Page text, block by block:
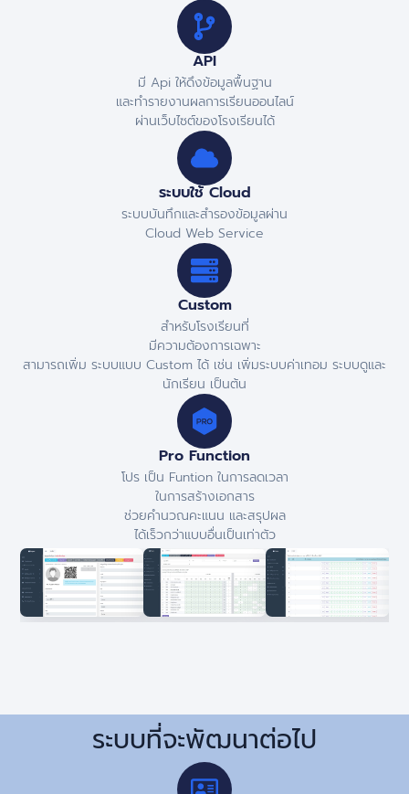
API
มี Api ให้ดึงข้อมูลพื้นฐาน
และทำรายงานผลการเรียนออนไลน์
ผ่านเว็บไซต์ของโรงเรียนได้
ระบบใช้ Cloud
ระบบบันทึกและสำรองข้อมูลผ่าน
Cloud Web Service
Custom
สำหรับโรงเรียนที่
มีความต้องการเฉพาะ
สามารถเพิ่ม ระบบแบบ Custom ได้ เช่น เพิ่มระบบค่าเทอม ระบบดูและ
นักเรียน เป็นต้น
Pro Function
โปร เป็น Funtion ในการลดเวลา
ในการสร้างเอกสาร
ช่วยคำนวณคะแนน และสรุปผล
ได้เร็วกว่าแบบอื่นเป็นเท่าตัว
ระบบที่จะพัฒนาต่อไป